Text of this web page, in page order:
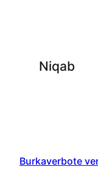
Niqab
Burkaverbote